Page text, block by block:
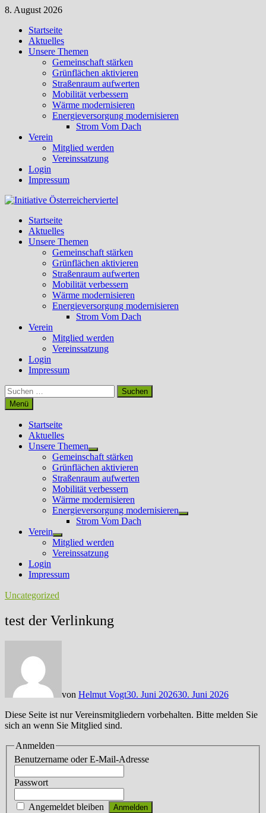
Zum
springen
8. August 2026
Startseite
Aktuelles
Unsere Themen
Gemeinschaft stärken
Grünflächen aktivieren
Straßenraum aufwerten
Mobilität verbessern
Wärme modernisieren
Energieversorgung modernisieren
Strom Vom Dach
Verein
Mitglied werden
Vereinssatzung
Login
Impressum
Startseite
Aktuelles
Unsere Themen
Gemeinschaft stärken
Grünflächen aktivieren
Straßenraum aufwerten
Mobilität verbessern
Wärme modernisieren
Energieversorgung modernisieren
Strom Vom Dach
Verein
Mitglied werden
Vereinssatzung
Login
Impressum
Suchen
nach:
Menü
Startseite
Aktuelles
Unsere Themen
Untermenü
anzeigen
Gemeinschaft stärken
Grünflächen aktivieren
Straßenraum aufwerten
Mobilität verbessern
Wärme modernisieren
Energieversorgung modernisieren
Untermenü
Strom Vom Dach
Verein
Untermenü
anzeigen
Mitglied werden
Vereinssatzung
Login
Impressum
Uncategorized
test der Verlinkung
von Helmut Vogt30. Juni 202630. Juni 2026
Diese Seite ist nur Vereinsmitgliedern vorbehalten. Bitte melden Sie
sich an wenn Sie Mitglied sind.
Anmelden
Benutzername oder E-Mail-Adresse
Passwort
Angemeldet bleiben